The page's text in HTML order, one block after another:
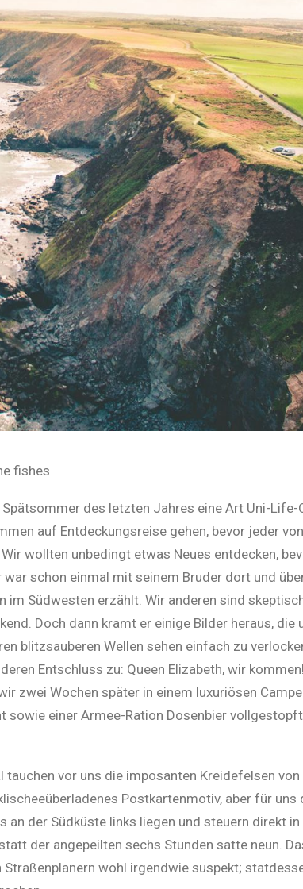
fishes
des letzten Jahres eine Art Uni-Life-
auf Entdeckungsreise gehen, bevor jeder
wollten unbedingt etwas Neues entdecken,
schon einmal mit seinem Bruder dort und
im Südwesten erzählt. Wir anderen sind
Doch dann kramt er einige Bilder heraus,
blitzsauberen Wellen sehen einfach zu
Entschluss zu: Queen Elizabeth, wir
zwei Wochen später in einem luxuriösen
sowie einer Armee-Ration Dosenbier
vor uns die imposanten Kreidefelsen
Postkartenmotiv, aber für
an der Südküste links liegen und steuern direkt
der angepeilten sechs Stunden satte neun.
wohl irgendwie suspekt;